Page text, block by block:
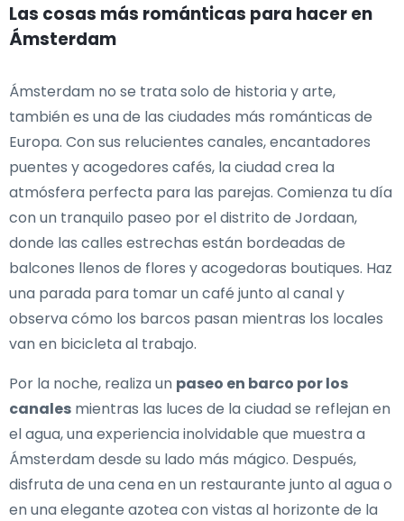
Las cosas más románticas para hacer en
Ámsterdam
Ámsterdam no se trata solo de historia y arte,
también es una de las ciudades más románticas de
Europa. Con sus relucientes canales, encantadores
puentes y acogedores cafés, la ciudad crea la
atmósfera perfecta para las parejas. Comienza tu día
con un tranquilo paseo por el distrito de Jordaan,
donde las calles estrechas están bordeadas de
balcones llenos de flores y acogedoras boutiques. Haz
una parada para tomar un café junto al canal y
observa cómo los barcos pasan mientras los locales
van en bicicleta al trabajo.
Por la noche, realiza un paseo en barco por los
canales mientras las luces de la ciudad se reflejan en
el agua, una experiencia inolvidable que muestra a
Ámsterdam desde su lado más mágico. Después,
disfruta de una cena en un restaurante junto al agua o
en una elegante azotea con vistas al horizonte de la